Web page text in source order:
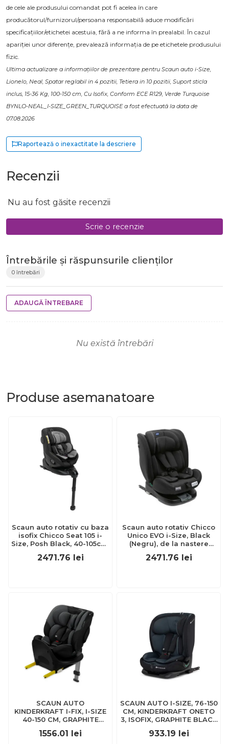
de cele ale produsului comandat pot fi acelea în care
producătorul/furnizorul/persoana responsabilă aduce modificări
specificațiilor/etichetei acestuia, fără a ne informa în prealabil. În cazul
apariției unor diferențe, prevalează informația de pe etichetele produsului
fizic.
Ultima actualizare a informațiilor de prezentare pentru Scaun auto i-Size,
Lionelo, Neal, Spatar reglabil in 4 pozitii, Tetiera in 10 pozitii, Suport sticla
inclus, 15-36 Kg, 100-150 cm, Cu Isofix, Conform ECE R129, Verde Turquoise
BYNLO-NEAL_I-SIZE_GREEN_TURQUOISE a fost efectuată la data de
07.08.2026
Raportează o inexactitate la descriere
Recenzii
Nu au fost găsite recenzii
Scrie o recenzie
Întrebările și răspunsurile clienților
0 întrebări
ADAUGĂ ÎNTREBARE
Nu există întrebări
Produse asemanatoare
Scaun auto rotativ cu baza
isofix Chicco Seat 105 i-
Size, Posh Black, 40-105cm,
de la nastere pana la 4 ani
CHC8711433-8
2471.76 lei
Scaun auto rotativ Chicco
Unico EVO i-Size, Black
(Negru), de la nastere
pana la 12 ani (40-150 cm)
CHC87030-8_BLACK
2471.76 lei
SCAUN AUTO
KINDERKRAFT I-FIX, I-SIZE
40-150 CM, GRAPHITE
VIVKCIFIX00BLK0000
1556.01 lei
SCAUN AUTO I-SIZE, 76-150
CM, KINDERKRAFT ONETO
3, ISOFIX, GRAPHITE BLACK
VIVKCONE300BLK0000
933.19 lei